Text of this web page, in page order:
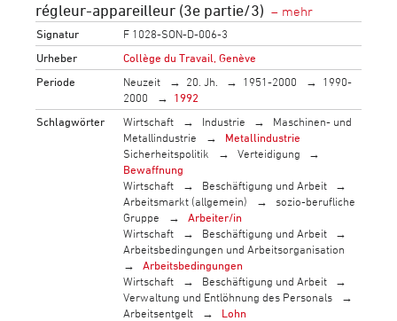
régleur-appareilleur (3e partie/3)
Signatur
F 1028-SON-D-006-3
Urheber
Collège du Travail, Genève
Periode
Neuzeit 20. Jh. 1951-2000
1990-
2000
1992
Schlagwörter
Wirtschaft Industrie
Maschinen- und
Metallindustrie
Metallindustrie
Sicherheitspolitik
Verteidigung
Bewaffnung
Wirtschaft
Beschäftigung und Arbeit
Arbeitsmarkt (allgemein)
sozio-berufliche
Gruppe
Arbeiter/in
Wirtschaft
Beschäftigung und Arbeit
Arbeitsbedingungen und Arbeitsorganisation
Arbeitsbedingungen
Wirtschaft
Beschäftigung und Arbeit
Verwaltung und Entlöhnung des Personals
Arbeitsentgelt
Lohn